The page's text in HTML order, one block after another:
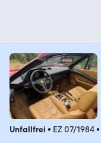
Unfallfrei • EZ 07/1984•